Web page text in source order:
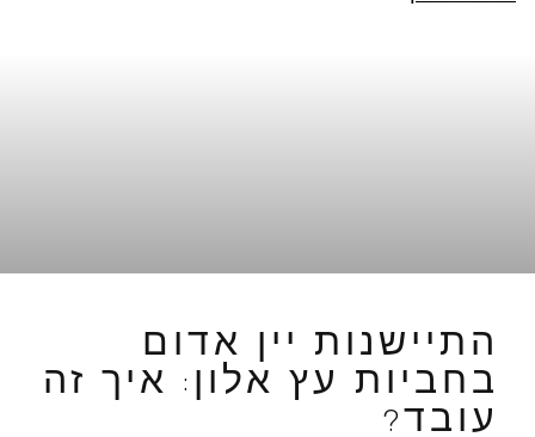
התיישנות יין אדום
בחביות עץ אלון: איך זה
עובד?